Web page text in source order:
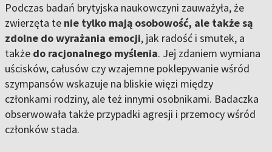
Podczas badań brytyjska naukowczyni zauważyła, że
zwierzęta te nie tylko mają osobowość, ale także są
zdolne do wyrażania emocji, jak radość i smutek, a
także do racjonalnego myślenia. Jej zdaniem wymiana
uścisków, całusów czy wzajemne poklepywanie wśród
szympansów wskazuje na bliskie więzi między
członkami rodziny, ale też innymi osobnikami. Badaczka
obserwowała także przypadki agresji i przemocy wśród
członków stada.